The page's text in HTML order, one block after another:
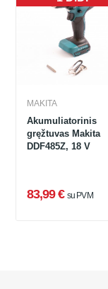
MAKITA
Akumuliatorinis
gręžtuvas Makita
DDF485Z, 18 V
83,99 € su PVM